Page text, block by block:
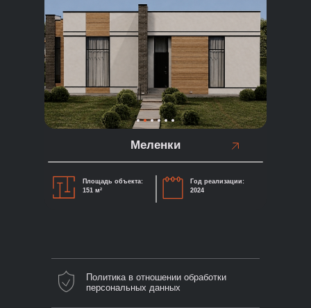
Меленки
Год реализации:
2024
Площадь объекта:
151 м²
Политика в отношении обработки
персональных данных